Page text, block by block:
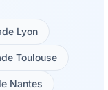
Lyon
Toulouse
Nantes